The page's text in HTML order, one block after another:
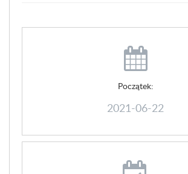
Początek:
2021-06-22